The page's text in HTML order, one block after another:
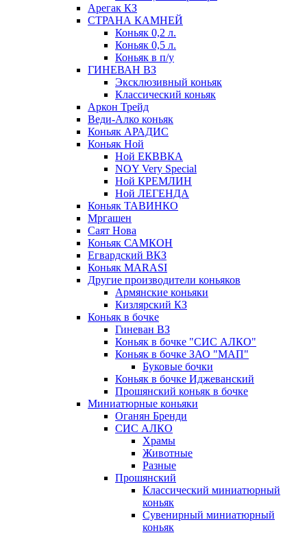
Арегак КЗ
СТРАНА КАМНЕЙ
Коньяк 0,2 л.
Коньяк 0,5 л.
Коньяк в п/у
ГИНЕВАН ВЗ
Эксклюзивный коньяк
Классический коньяк
Аркон Трейд
Веди-Алко коньяк
Коньяк АРАДИС
Коньяк Ной
Ной ЕКВВКА
NOY Very Special
Ной КРЕМЛИН
Ной ЛЕГЕНДА
Коньяк ТАВИНКО
Мргашен
Саят Нова
Коньяк САМКОН
Егвардский ВКЗ
Коньяк MARASI
Другие производители коньяков
Армянские коньяки
Кизлярский КЗ
Коньяк в бочке
Гиневан ВЗ
Коньяк в бочке "СИС АЛКО"
Коньяк в бочке ЗАО "МАП"
Буковые бочки
Коньяк в бочке Иджеванский
Прошянский коньяк в бочке
Миниатюрные коньяки
Оганян Бренди
СИС АЛКО
Храмы
Животные
Разные
Прошянский
Классический миниатюрный
коньяк
Сувенирный миниатюрный
коньяк